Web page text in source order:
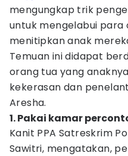
mengungkap trik
untuk mengelabui para
menitipkan anak
Temuan ini didapat
orang tua yang
kekerasan dan
Aresha.
1. Pakai kamar
Kanit PPA Satreskrim
Sawitri, mengatakan,